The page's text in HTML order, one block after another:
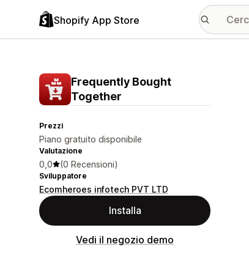
Shopify App Store
Frequently Bought
Together
Prezzi
Piano gratuito disponibile
Valutazione
0,0 (0 Recensioni)
Sviluppatore
Ecomheroes infotech PVT LTD
Installa
Vedi il negozio demo